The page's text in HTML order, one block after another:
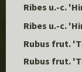
Ribes u.-c.
Ribes u.-c.
Rubus frut.
Rubus frut.